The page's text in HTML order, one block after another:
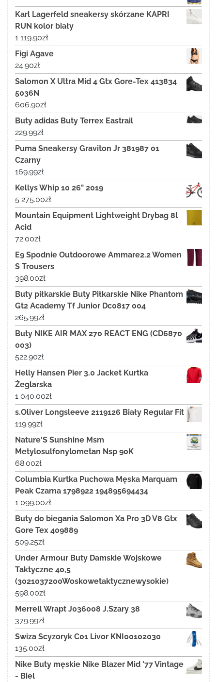
Karl Lagerfeld sneakersy skórzane KAPRI
RUN kolor biały
1 119.90zł
Figi Agave
24.90zł
Salomon X Ultra Mid 4 Gtx Gore-Tex 413834
5036N
606.90zł
Buty adidas Buty Terrex Eastrail
229.99zł
Puma Sneakersy Graviton Jr 381987 01
Czarny
169.99zł
Kellys Whip 10 26" 2019
5 275.00zł
Mountain Equipment Lightweight Drybag 8l
Acid
72.00zł
E9 Spodnie Outdoorowe Ammare2.2 Women
S Trousers
398.00zł
Buty piłkarskie Buty Piłkarskie Nike Phantom
Gt2 Academy Tf Junior Dc0817 004
265.99zł
Buty NIKE AIR MAX 270 REACT ENG (CD6870
003)
522.90zł
Helly Hansen Pier 3.0 Jacket Kurtka
Żeglarska
1 040.00zł
s.Oliver Longsleeve 2119126 Biały Regular Fit
119.99zł
Nature'S Sunshine Msm
Metylosulfonylometan Nsp 90K
68.00zł
Columbia Kurtka Puchowa Męska Marquam
Peak Czarna 1798922 194895694434
1 099.00zł
Buty do biegania Salomon Xa Pro 3D V8 Gtx
Gore Tex 409889
509.25zł
Under Armour Buty Damskie Wojskowe
Taktyczne 40,5
(3021037200Woskowetaktycznewysokie)
598.00zł
Merrell Wrapt J036008 J.Szary 38
379.99zł
Swiza Scyzoryk C01 Livor KNI00102030
135.00zł
Nike Buty męskie Nike Blazer Mid '77 Vintage
- Biel